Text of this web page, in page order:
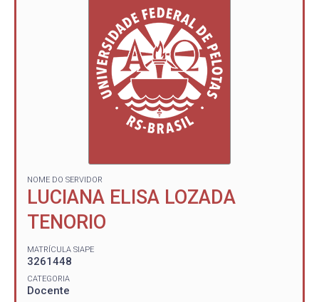
NOME DO SERVIDOR
LUCIANA ELISA LOZADA
TENORIO
MATRÍCULA SIAPE
3261448
CATEGORIA
Docente